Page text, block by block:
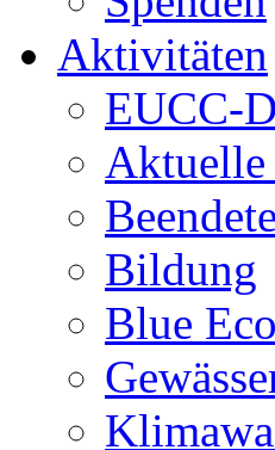
Aktivitäten
EUCC-
Aktuelle
Bildung
Blue